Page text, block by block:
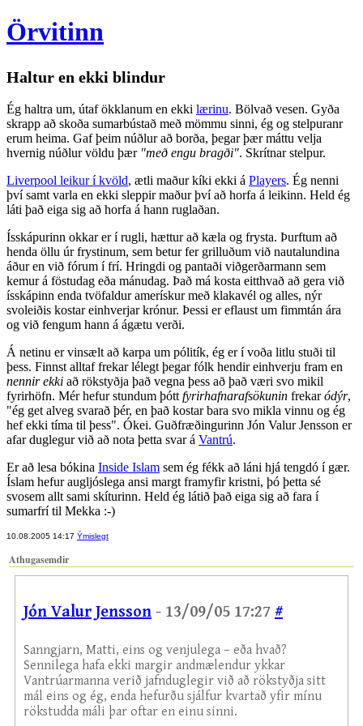
Örvitinn
Haltur en ekki blindur
Ég haltra um, útaf ökklanum en ekki lærinu. Bölvað vesen. Gyða
skrapp að skoða sumarbústað með mömmu sinni, ég og stelpuranr
erum heima. Gaf þeim núðlur að borða, þegar þær máttu velja
hvernig núðlur völdu þær "með engu bragði". Skrítnar stelpur.
Liverpool leikur í kvöld, ætli maður kíki ekki á Players. Ég nenni
því samt varla en ekki sleppir maður því að horfa á leikinn. Held ég
láti það eiga sig að horfa á hann ruglaðan.
Ísskápurinn okkar er í rugli, hættur að kæla og frysta. Þurftum að
henda öllu úr frystinum, sem betur fer grilluðum við nautalundina
áður en við fórum í frí. Hringdi og pantaði viðgerðarmann sem
kemur á föstudag eða mánudag. Það má kosta eitthvað að gera við
ísskápinn enda tvöfaldur amerískur með klakavél og alles, nýr
svoleiðis kostar einhverjar krónur. Þessi er eflaust um fimmtán ára
og við fengum hann á ágætu verði.
Á netinu er vinsælt að karpa um pólitík, ég er í voða litlu stuði til
þess. Finnst alltaf frekar lélegt þegar fólk hendir einhverju fram en
nennir ekki að rökstyðja það vegna þess að það væri svo mikil
fyrirhöfn. Mér hefur stundum þóttfyrirhafnarafsökunin frekaródýr,
"ég get alveg svarað þér, en það kostar bara svo mikla vinnu og ég
hef ekki tíma til þess". Ókei. Guðfræðingurinn Jón Valur Jensson er
afar duglegur við að nota þetta svar á Vantrú.
Er að lesa bókina Inside Islam sem ég fékk að láni hjá tengdó í gær.
Íslam hefur augljóslega ansi margt framyfir kristni, þó þetta sé
svosem allt sami skíturinn. Held ég látið það eiga sig að fara í
sumarfrí til Mekka :-)
10.08.2005 14:17 Ýmislegt
Athugasemdir
Jón Valur Jensson - 13/09/05 17:27 #
Sanngjarn, Matti, eins og venjulega – eða hvað?
Sennilega hafa ekki margir andmælendur ykkar
Vantrúarmanna verið jafnduglegir við að rökstyðja sitt
mál eins og ég, enda hefurðu sjálfur kvartað yfir mínu
rökstudda máli þar oftar en einu sinni.